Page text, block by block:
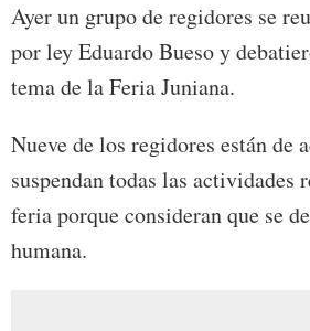
Ayer un grupo de regidores se
por ley Eduardo Bueso y
tema de la Feria Juniana.
Nueve de los regidores están de
suspendan todas las actividades
feria porque consideran que se
humana.